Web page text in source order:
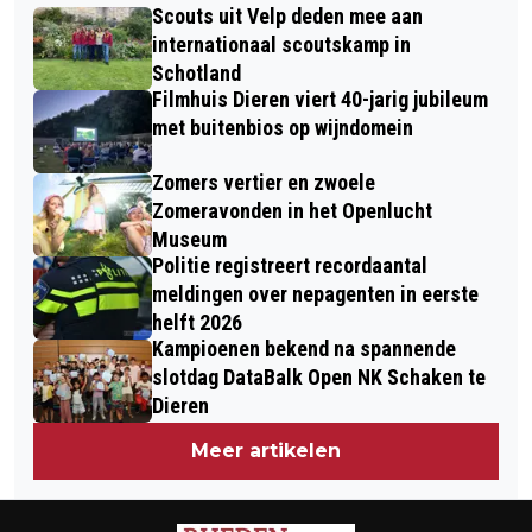
VEROORZAKEN NA AANRAKING
Scouts uit Velp deden mee aan
internationaal scoutskamp in
Schotland
Filmhuis Dieren viert 40-jarig jubileum
met buitenbios op wijndomein
Zomers vertier en zwoele
Zomeravonden in het Openlucht
Museum
Politie registreert recordaantal
meldingen over nepagenten in eerste
helft 2026
Kampioenen bekend na spannende
slotdag DataBalk Open NK Schaken te
Dieren
Meer artikelen